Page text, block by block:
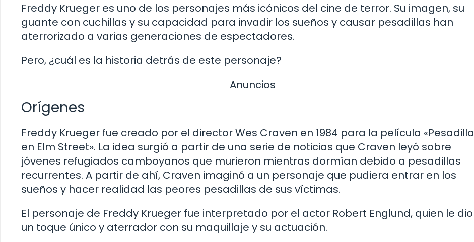
Freddy Krueger es uno de los personajes más icónicos del cine de terror. Su imagen, su
guante con cuchillas y su capacidad para invadir los sueños y causar pesadillas han
aterrorizado a varias generaciones de espectadores.
Pero, ¿cuál es la historia detrás de este personaje?
Anuncios
Orígenes
Freddy Krueger fue creado por el director Wes Craven en 1984 para la película «Pesadilla
en Elm Street». La idea surgió a partir de una serie de noticias que Craven leyó sobre
jóvenes refugiados camboyanos que murieron mientras dormían debido a pesadillas
recurrentes. A partir de ahí, Craven imaginó a un personaje que pudiera entrar en los
sueños y hacer realidad las peores pesadillas de sus víctimas.
El personaje de Freddy Krueger fue interpretado por el actor Robert Englund, quien le dio
un toque único y aterrador con su maquillaje y su actuación.